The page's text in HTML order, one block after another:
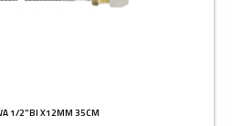
1/2"BI X12MM 35CM